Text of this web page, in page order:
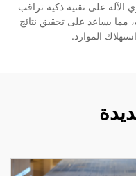
الآلة على تقنية ذكية تراقب
مما يساعد على تحقيق نتائج
الموارد.